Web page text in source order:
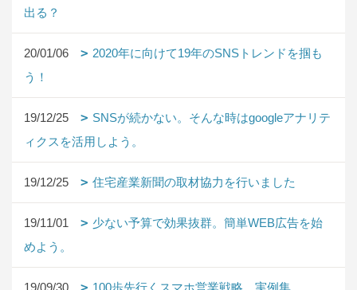
出る？
20/01/06
2020年に向けて19年のSNSトレンドを掴も
う！
19/12/25
SNSが続かない。そんな時はgoogleアナリテ
ィクスを活用しよう。
19/12/25 住宅産業新聞の取材協力を行いました
19/11/01
少ない予算で効果抜群。簡単WEB広告を始
めよう。
19/09/30 100歩先行くスマホ営業戦略 実例集